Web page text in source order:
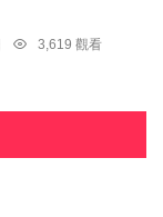
3,619 觀看